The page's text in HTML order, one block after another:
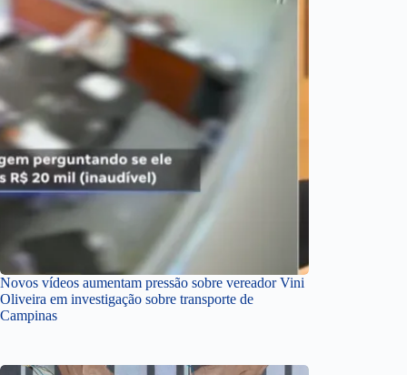
Novos vídeos aumentam pressão sobre vereador Vini
Oliveira em investigação sobre transporte de
Campinas